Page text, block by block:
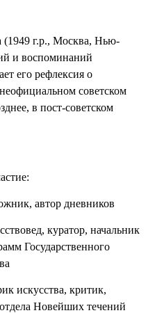
г.р., Москва, Нью-
и воспоминаний
его рефлексия о
советском
в пост-советском
автор дневников
куратор, начальник
Государственного
искусства, критик,
Новейших течений